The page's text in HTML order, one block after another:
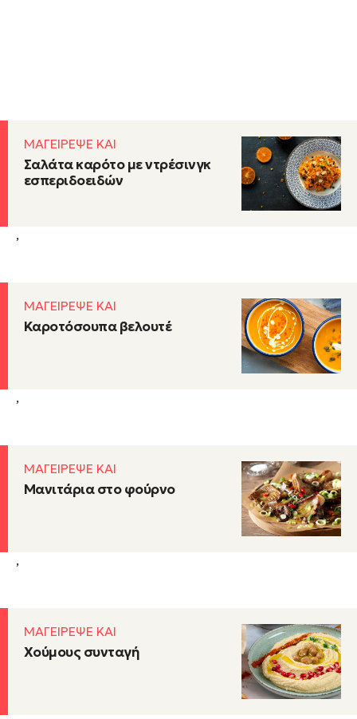
ΜΑΓΕΙΡΕΨΕ ΚΑΙ
Σαλάτα καρότο με ντρέσινγκ
εσπεριδοειδών
,
ΜΑΓΕΙΡΕΨΕ ΚΑΙ
Καροτόσουπα βελουτέ
,
ΜΑΓΕΙΡΕΨΕ ΚΑΙ
Μανιτάρια στο φούρνο
,
ΜΑΓΕΙΡΕΨΕ ΚΑΙ
Χούμους συνταγή